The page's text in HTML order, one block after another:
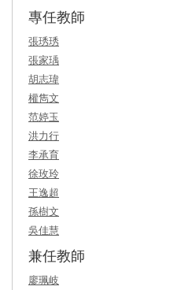
專任教師
張琇琇
張家瑀
胡志瑋
權雋文
范婷玉
洪力行
李承育
徐玫玲
王逸超
孫樹文
吳佳慧
兼任教師
廖珮岐